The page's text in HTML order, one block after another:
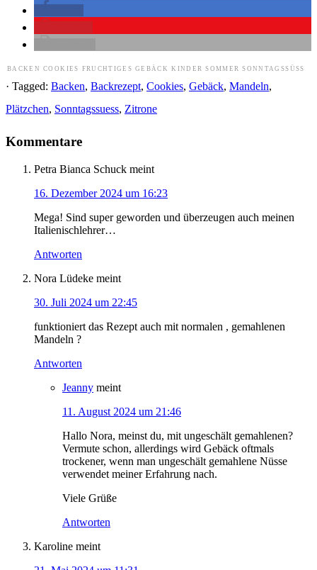
BACKEN COOKIES FRUCHTIGES GEBÄCK KINDER SOMMER SONNTAGSSÜSS
· Tagged: Backen, Backrezept, Cookies, Gebäck, Mandeln,
Plätzchen, Sonntagssuess, Zitrone
Kommentare
Petra Bianca Schuck meint
16. Dezember 2024 um 16:23
Mega! Sind super geworden und überzeugen auch meinen
Italienischlehrer…
Antworten
Nora Lüdeke meint
30. Juli 2024 um 22:45
funktioniert das Rezept auch mit normalen , gemahlenen
Mandeln ?
Antworten
Jeanny meint
11. August 2024 um 21:46
Hallo Nora, meinst du, mit ungeschält gemahlenen?
Vermute schon, allerdings wird Gebäck oftmals
trockener, wenn man ungeschält gemahlene Nüsse
verwendet meiner Erfahrung nach.
Viele Grüße
Antworten
Karoline meint